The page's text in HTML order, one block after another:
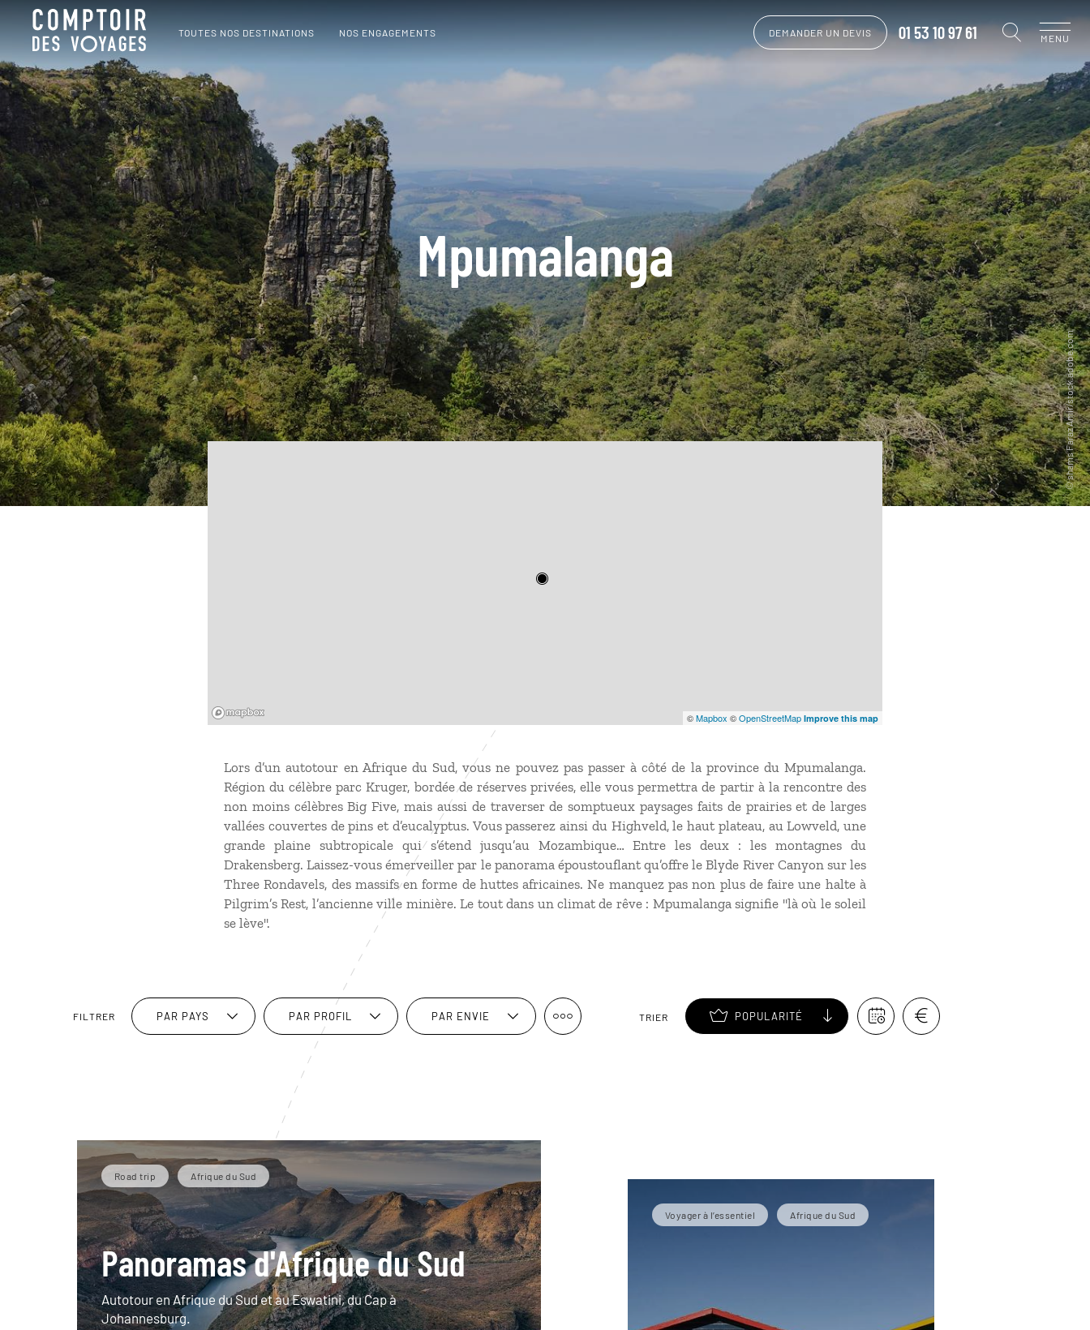
TOUTES NOS DESTINATIONS NOS ENGAGEMENTS DEMANDER UN DEVIS 01 53 10 97 61 MENU
Mpumalanga
©Mapbox ©OpenStreetMap Improve this map
Lors d’un autotour en Afrique du Sud, vous ne pouvez pas passer à côté de la province du Mpumalanga.
Région du célèbre parc Kruger, bordée de réserves privées, elle vous permettra de partir à la rencontre des
non moins célèbres Big Five, mais aussi de traverser de somptueux paysages faits de prairies et de larges
vallées couvertes de pins et d’eucalyptus. Vous passerez ainsi du Highveld, le haut plateau, au Lowveld, une
grande plaine subtropicale qui s’étend jusqu’au Mozambique… Entre les deux : les montagnes du
Drakensberg. Laissez-vous émerveiller par le panorama époustouflant qu’offre le Blyde River Canyon sur les
Three Rondavels, des massifs en forme de huttes africaines. Ne manquez pas non plus de faire une halte à
Pilgrim’s Rest, l’ancienne ville minière. Le tout dans un climat de rêve : Mpumalanga signifie "là où le soleil
se lève".
FILTRER PAR PAYS PAR PROFIL PAR ENVIE TRIER POPULARITÉ
Road trip Afrique du Sud
Panoramas d'Afrique du Sud
Autotour en Afrique du Sud et au Eswatini, du Cap à
Johannesburg.
Voyager à l’essentiel Afrique du Sud